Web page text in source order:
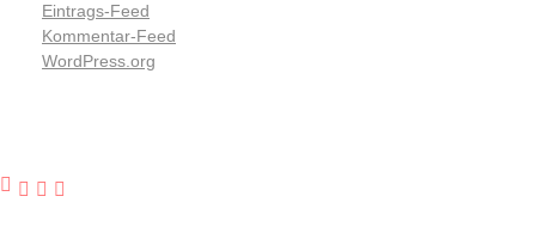
Eintrags-Feed
Kommentar-Feed
WordPress.org